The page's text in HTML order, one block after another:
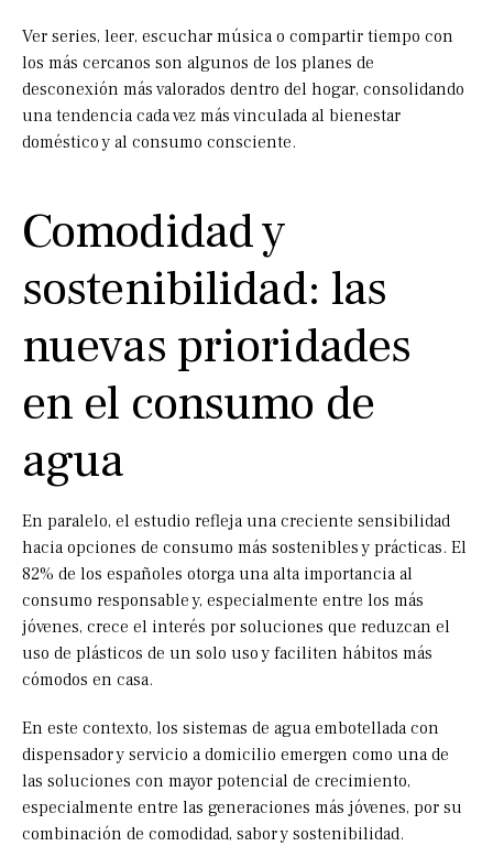
Ver series, leer, escuchar música o compartir tiempo con
los más cercanos son algunos de los planes de
desconexión más valorados dentro del hogar, consolidando
una tendencia cada vez más vinculada al bienestar
doméstico y al consumo consciente.
Comodidad y
sostenibilidad: las
nuevas prioridades
en el consumo de
agua
En paralelo, el estudio refleja una creciente sensibilidad
hacia opciones de consumo más sostenibles y prácticas. El
82% de los españoles otorga una alta importancia al
consumo responsable y, especialmente entre los más
jóvenes, crece el interés por soluciones que reduzcan el
uso de plásticos de un solo uso y faciliten hábitos más
cómodos en casa.
En este contexto, los sistemas de agua embotellada con
dispensador y servicio a domicilio emergen como una de
las soluciones con mayor potencial de crecimiento,
especialmente entre las generaciones más jóvenes, por su
combinación de comodidad, sabor y sostenibilidad.